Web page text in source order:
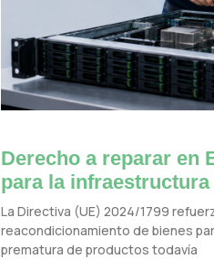
Derecho a reparar en
para la infraestructura
La Directiva (UE) 2024/1799
reacondicionamiento de bienes
prematura de productos todavía